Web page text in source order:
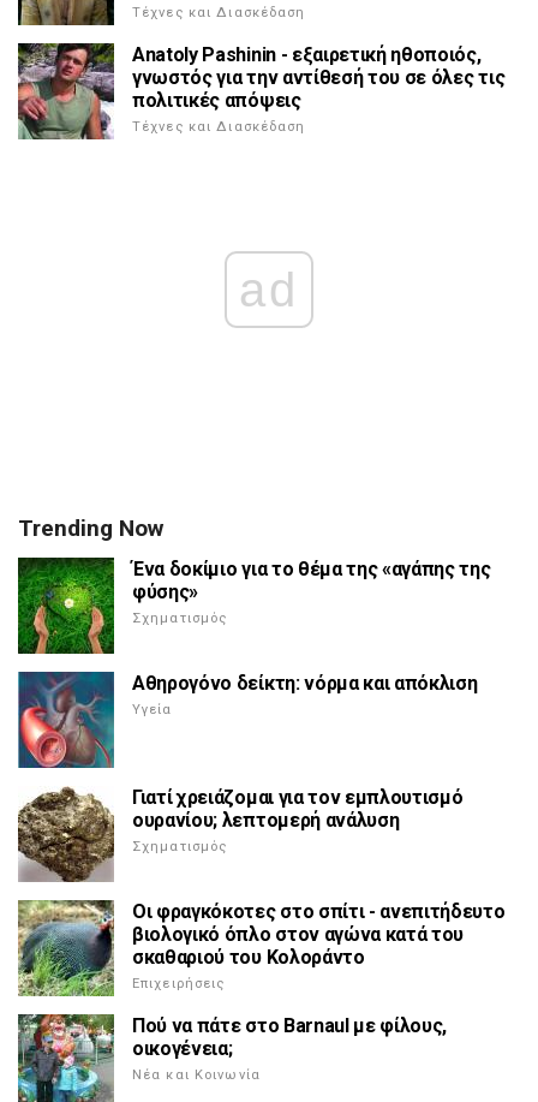
Τέχνες και Διασκέδαση
Anatoly Pashinin - εξαιρετική ηθοποιός,
γνωστός για την αντίθεσή του σε όλες τις
πολιτικές απόψεις
Τέχνες και Διασκέδαση
ad
Trending Now
Ένα δοκίμιο για το θέμα της «αγάπης της
φύσης»
Σχηματισμός
Αθηρογόνο δείκτη: νόρμα και απόκλιση
Υγεία
Γιατί χρειάζομαι για τον εμπλουτισμό
ουρανίου; λεπτομερή ανάλυση
Σχηματισμός
Οι φραγκόκοτες στο σπίτι - ανεπιτήδευτο
βιολογικό όπλο στον αγώνα κατά του
σκαθαριού του Κολοράντο
Επιχειρήσεις
Πού να πάτε στο Barnaul με φίλους,
οικογένεια;
Νέα και Κοινωνία